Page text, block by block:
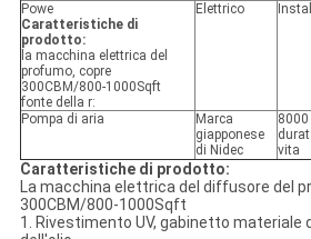
Powe
Caratteristiche di
prodotto:
la macchina elettrica del
profumo, copre
300CBM/800-1000Sqft
fonte della r:
Elettrico
Pompa di aria
Marca
giapponese
di Nidec
8000
vita
Caratteristiche di prodotto:
La macchina elettrica del diffusore del
300CBM/800-1000Sqft
1. Rivestimento UV, gabinetto materiale